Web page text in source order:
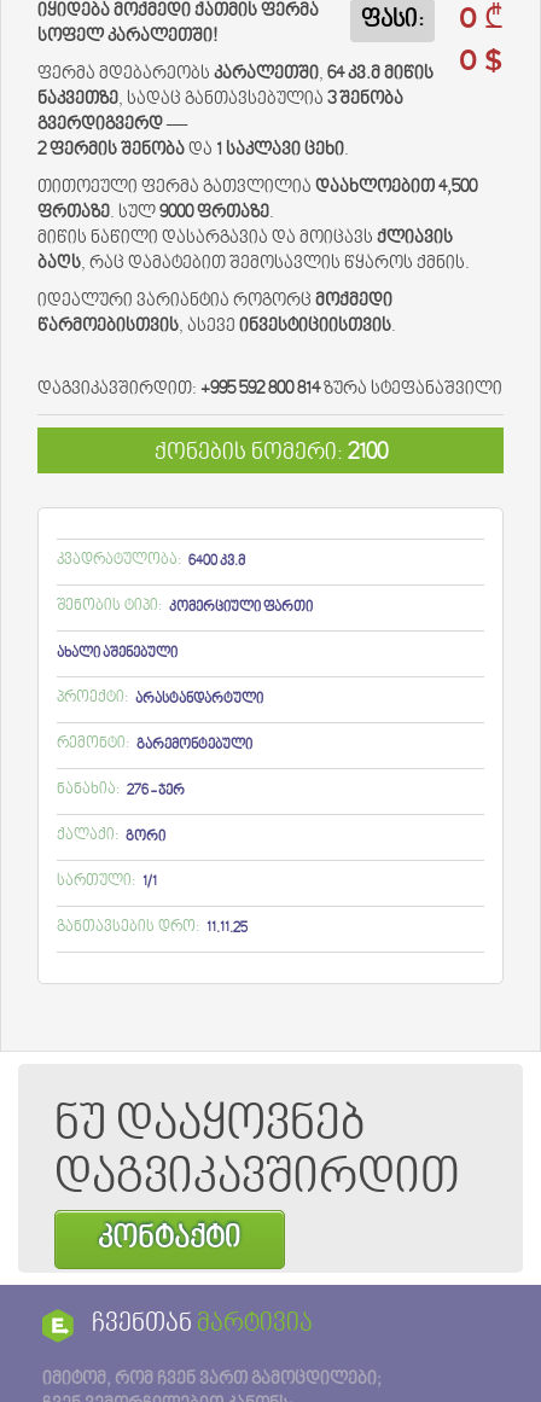
0 ₾
0 $
ფასი:
იყიდება მოქმედი ქათმის ფერმა
სოფელ კარალეთში!
ფერმა მდებარეობს კარალეთში, 64 კვ.მ მიწის
ნაკვეთზე, სადაც განთავსებულია 3 შენობა
გვერდიგვერდ—
2 ფერმის შენობა და 1 საკლავი ცეხი.
თითოეული ფერმა გათვლილია დაახლოებით 4,500
ფრთაზე. სულ 9000 ფრთაზე.
მიწის ნაწილი დასარგავია და მოიცავს ქლიავის
ბაღს, რაც დამატებით შემოსავლის წყაროს ქმნის.
იდეალური ვარიანტია როგორც მოქმედი
წარმოებისთვის, ასევე ინვესტიციისთვის.
დაგვიკავშირდით: +995 592 800 814ზურა სტეფანაშვილი
ქონების ნომერი: 2100
კვადრატულობა: 6400 კვ.მ
შენობის ტიპი: კომერციული ფართი
ახალი აშენებული
პროექტი: არასტანდარტული
რემონტი: გარემონტებული
ნანახია: 276 - ჯერ
ქალაქი: გორი
სართული: 1/1
განთავსების დრო: 11.11.25
ნუ დააყოვნებ
დაგვიკავშირდით
კონტაქტი
ჩვენთან მარტივია
იმიტომ, რომ ჩვენ ვართ გამოცდილები;